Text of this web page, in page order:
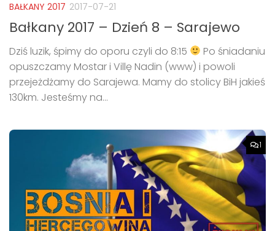
BAŁKANY 2017 2017-07-21
Bałkany 2017 – Dzień 8 – Sarajewo
Dziś luzik, śpimy do oporu czyli do 8:15
Po śniadaniu
opuszczamy Mostar i Villę Nadin (www) i powoli
przejeżdżamy do Sarajewa. Mamy do stolicy BiH jakieś
130km. Jesteśmy na...
1